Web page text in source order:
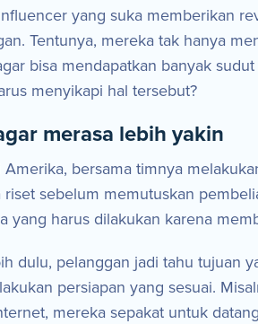
yang suka memberikan
Tentunya, mereka tak hanya
bisa mendapatkan banyak
menyikapi hal tersebut?
merasa lebih yakin
bersama timnya
sebelum memutuskan
yang harus dilakukan karena
dulu, pelanggan jadi tahu tujuan
persiapan yang sesuai.
mereka sepakat untuk